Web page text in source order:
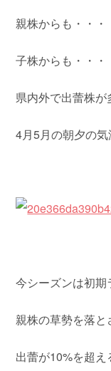
親株からも・・・
子株からも・・・
県内外で出蕾株が
4月5月の朝夕の気
今シーズンは初期
親株の草勢を落と
出蕾が10%を超え